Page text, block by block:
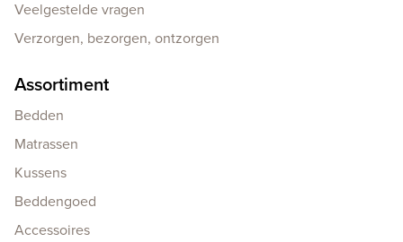
Veelgestelde vragen
Verzorgen, bezorgen, ontzorgen
Assortiment
Bedden
Matrassen
Kussens
Beddengoed
Accessoires